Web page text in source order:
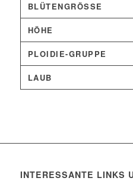
BLÜTENGRÖSSE
HÖHE
PLOIDIE-GRUPPE
LAUB
INTERESSANTE LINKS